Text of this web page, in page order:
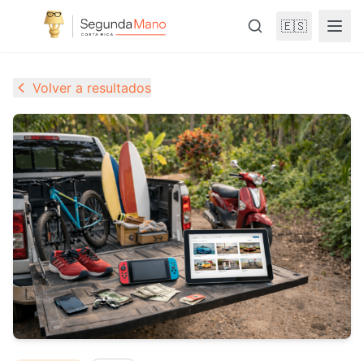
🇪🇸
Volver a resultados